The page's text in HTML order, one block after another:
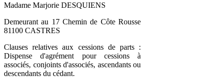
Madame Marjorie DESQUIENS
Demeurant au 17 Chemin de Côte Rousse
81100 CASTRES
Clauses relatives aux cessions de parts :
Dispense d'agrément pour cessions à
associés, conjoints d'associés, ascendants ou
descendants du cédant.